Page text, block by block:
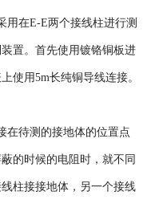
在E-E两个接线柱进行测
置。首先使用镀铬铜板进
使用5m长纯铜导线连接。
待测的接地体的位置点
的时候的电阻时，就不同
柱接接地体，另一个接线